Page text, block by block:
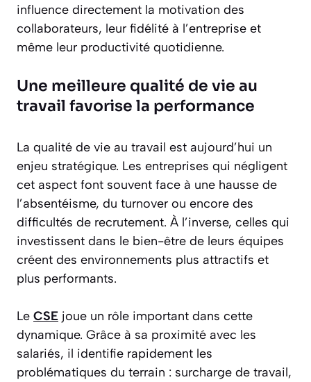
influence directement la motivation des
collaborateurs, leur fidélité à l’entreprise et
même leur productivité quotidienne.
Une meilleure qualité de vie au
travail favorise la performance
La qualité de vie au travail est aujourd’hui un
enjeu stratégique. Les entreprises qui négligent
cet aspect font souvent face à une hausse de
l’absentéisme, du turnover ou encore des
difficultés de recrutement. À l’inverse, celles qui
investissent dans le bien-être de leurs équipes
créent des environnements plus attractifs et
plus performants.
Le CSE joue un rôle important dans cette
dynamique. Grâce à sa proximité avec les
salariés, il identifie rapidement les
problématiques du terrain : surcharge de travail,